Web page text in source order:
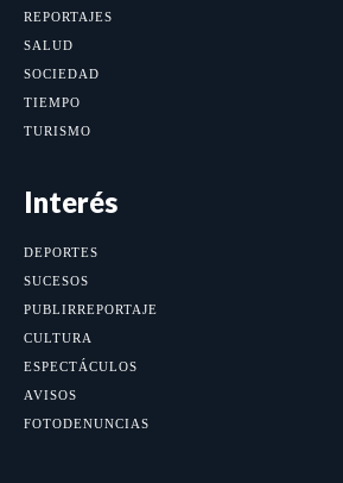
REPORTAJES
SALUD
SOCIEDAD
TIEMPO
TURISMO
Interés
DEPORTES
SUCESOS
PUBLIRREPORTAJE
CULTURA
ESPECTÁCULOS
AVISOS
FOTODENUNCIAS